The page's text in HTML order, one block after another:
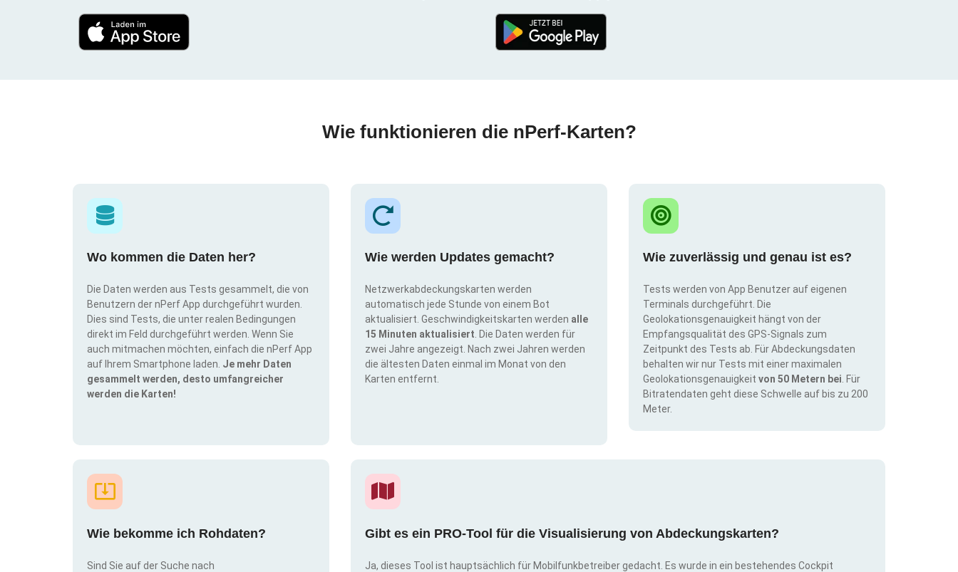
Wie funktionieren die nPerf-Karten?
Wo kommen die Daten her?
Die Daten werden aus Tests gesammelt, die von
Benutzern der nPerf App durchgeführt wurden.
Dies sind Tests, die unter realen Bedingungen
direkt im Feld durchgeführt werden. Wenn Sie
auch mitmachen möchten, einfach die nPerf App
auf Ihrem Smartphone laden. Je mehr Daten
gesammelt werden, desto umfangreicher
werden die Karten!
Wie werden Updates gemacht?
Netzwerkabdeckungskarten werden
automatisch jede Stunde von einem Bot
aktualisiert. Geschwindigkeitskarten werden alle
15 Minuten aktualisiert . Die Daten werden für
zwei Jahre angezeigt. Nach zwei Jahren werden
die ältesten Daten einmal im Monat von den
Karten entfernt.
Wie zuverlässig und genau ist es?
Tests werden von App Benutzer auf eigenen
Terminals durchgeführt. Die
Geolokationsgenauigkeit hängt von der
Empfangsqualität des GPS-Signals zum
Zeitpunkt des Tests ab. Für Abdeckungsdaten
behalten wir nur Tests mit einer maximalen
Geolokationsgenauigkeit von 50 Metern bei . Für
Bitratendaten geht diese Schwelle auf bis zu 200
Meter.
Wie bekomme ich Rohdaten?
Sind Sie auf der Suche nach
Gibt es ein PRO-Tool für die Visualisierung von Abdeckungskarten?
Ja, dieses Tool ist hauptsächlich für Mobilfunkbetreiber gedacht. Es wurde in ein bestehendes Cockpit